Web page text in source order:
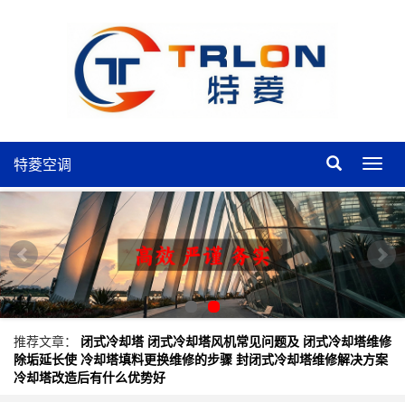
特
菱
空
调
特菱空调
推荐文章： 闭式冷却塔 闭式冷却塔风机常见问题及 闭式冷却塔维修
除垢延长使 冷却塔填料更换维修的步骤 封闭式冷却塔维修解决方案
冷却塔改造后有什么优势好